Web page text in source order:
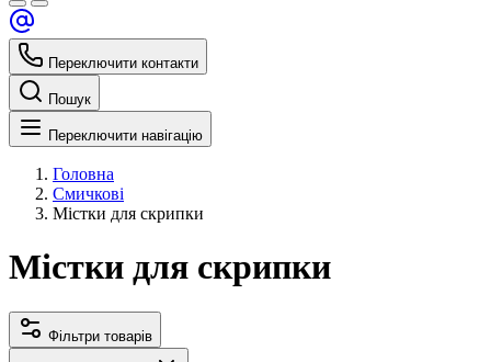
Переключити контакти
Пошук
Переключити навігацію
Головна
Смичкові
Містки для скрипки
Містки для скрипки
Фільтри товарів